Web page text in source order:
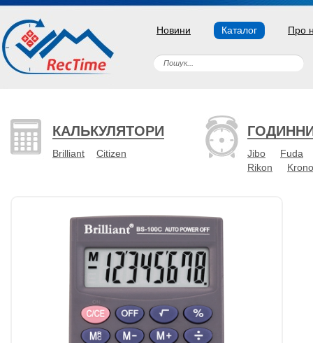
Новини Каталог Про
КАЛЬКУЛЯТОРИ
Brilliant Citizen Jibo
Fuda
Rikon